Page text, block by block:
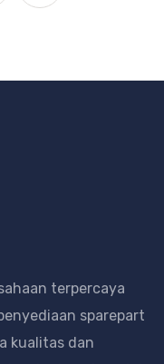
terpercaya
sparepart
kualitas dan